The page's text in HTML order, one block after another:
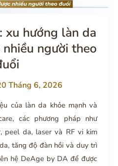
xu hướng làn da
người theo
Tháng 6, 2026
của làn da khỏe mạnh và
các phương pháp như
peel da, laser và RF vi kim
tăng độ đàn hồi và duy trì
hệ DeAge by DA để được